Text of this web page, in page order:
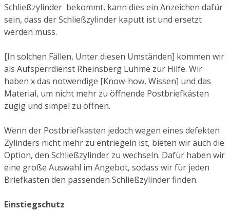
Schließzylinder bekommt, kann dies ein Anzeichen dafür
sein, dass der Schließzylinder kaputt ist und ersetzt
werden muss.
[In solchen Fällen, Unter diesen Umständen] kommen wir
als Aufsperrdienst Rheinsberg Luhme zur Hilfe. Wir
haben x das notwendige [Know-how, Wissen] und das
Material, um nicht mehr zu öffnende Postbriefkästen
zügig und simpel zu öffnen.
Wenn der Postbriefkasten jedoch wegen eines defekten
Zylinders nicht mehr zu entriegeln ist, bieten wir auch die
Option, den Schließzylinder zu wechseln. Dafür haben wir
eine große Auswahl im Angebot, sodass wir für jeden
Briefkasten den passenden Schließzylinder finden.
Einstiegschutz